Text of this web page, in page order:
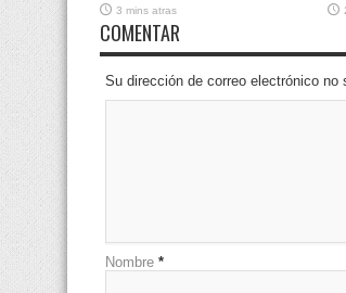
3 mins atras
COMENTAR
Su dirección de correo electrónico
Nombre *